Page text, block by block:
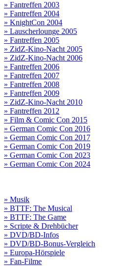
» Fantreffen 2003
» Fantreffen 2004
» KnightCon 2004
» Lauscherlounge 2005
» Fantreffen 2005
» ZidZ-Kino-Nacht 2005
» ZidZ-Kino-Nacht 2006
» Fantreffen 2006
» Fantreffen 2007
» Fantreffen 2008
» Fantreffen 2009
» ZidZ-Kino-Nacht 2010
» Fantreffen 2012
» Film & Comic Con 2015
» German Comic Con 2016
» German Comic Con 2017
» German Comic Con 2019
» German Comic Con 2023
» German Comic Con 2024
» Musik
» BTTF: The Musical
» BTTF: The Game
» Scripte & Drehbücher
» DVD/BD-Infos
» DVD/BD-Bonus-Vergleich
» Europa-Hörspiele
» Fan-Filme